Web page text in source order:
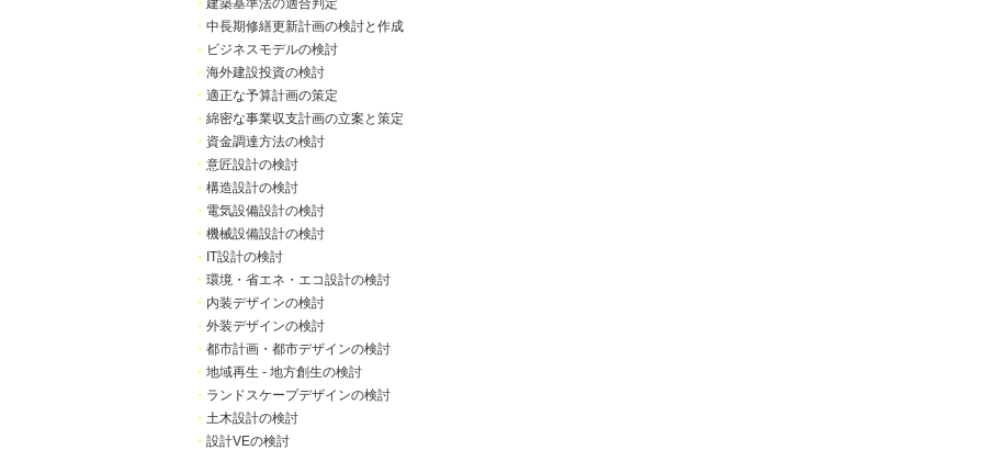
・ 建築基準法の適合判定
・ 中長期修繕更新計画の検討と作成
・ ビジネスモデルの検討
・ 海外建設投資の検討
・ 適正な予算計画の策定
・ 綿密な事業収支計画の立案と策定
・ 資金調達方法の検討
・ 意匠設計の検討
・ 構造設計の検討
・ 電気設備設計の検討
・ 機械設備設計の検討
・ IT設計の検討
・ 環境・省エネ・エコ設計の検討
・ 内装デザインの検討
・ 外装デザインの検討
・ 都市計画・都市デザインの検討
・ 地域再生 - 地方創生の検討
・ ランドスケープデザインの検討
・ 土木設計の検討
・ 設計VEの検討